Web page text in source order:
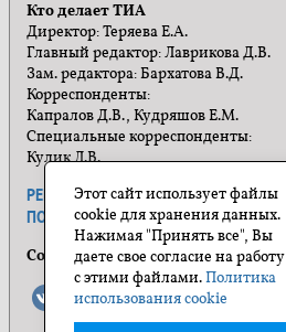
Кто делает ТИА
Директор: Теряева Е.А.
Главный редактор: Лаврикова Д.В.
Зам. редактора: Бархатова В.Д.
Корреспонденты:
Капралов Д.В., Кудряшов Е.М.
Специальные корреспонденты:
Кулик Л.В.
РЕКЛАМА ПРАВИЛА САЙТА
ПОЛИТИКА КОНФИДЕНЦИАЛЬНОСТИ
Социальные сети
Этот сайт использует файлы
cookie для хранения данных.
Нажимая "Принять все", Вы
даете свое согласие на работу
с этими файлами.Политика
использования cookie